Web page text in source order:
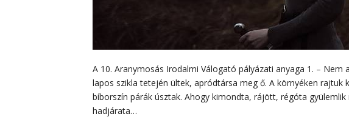
A 10. Aranymosás Irodalmi Válogató pályázati anyaga 1. – Nem
lapos szikla tetején ültek, apródtársa meg ő. A környéken
bíborszín párák úsztak. Ahogy kimondta, rájött, régóta
hadjárata…